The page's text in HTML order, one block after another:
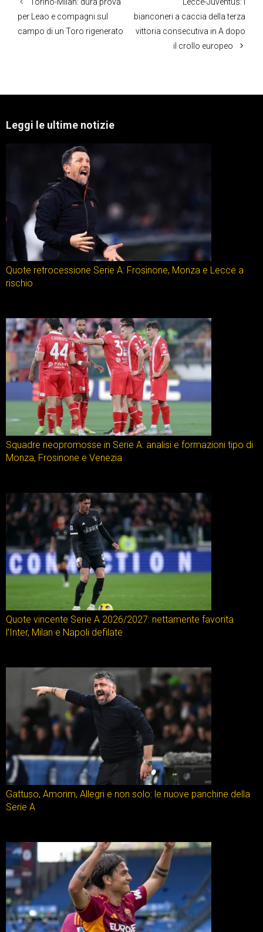
Torino-Milan: dura prova
per Leao e compagni sul
campo di un Toro rigenerato
Lecce-Juventus: i
bianconeri a caccia della terza
vittoria consecutiva in A dopo
il crollo europeo
Leggi le ultime notizie
Quote retrocessione Serie A: Frosinone, Monza e Lecce a
rischio
Squadre neopromosse in Serie A: analisi e formazioni tipo di
Monza, Frosinone e Venezia
Quote vincente Serie A 2026/2027: nettamente favorita
l’Inter, Milan e Napoli defilate
Gattuso, Amorim, Allegri e non solo: le nuove panchine della
Serie A